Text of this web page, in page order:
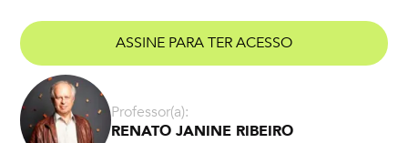
ASSINE PARA TER ACESSO
Professor(a):
RENATO JANINE RIBEIRO